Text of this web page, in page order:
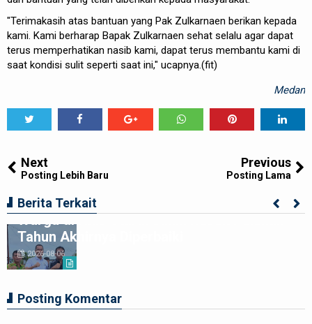
"Terimakasih atas bantuan yang Pak Zulkarnaen berikan kepada
kami. Kami berharap Bapak Zulkarnaen sehat selalu agar dapat
terus memperhatikan nasib kami, dapat terus membantu kami di
saat kondisi sulit seperti saat ini," ucapnya.(fit)
Medan
Next
Posting Lebih Baru
Previous
Posting Lama
Berita Terkait
Kolaborasi Apik Gubsu-DPRD Sumut-
Warga di Nias Utara: Jalan Rusak Puluhan
Tahun Akhirnya Diperbaiki
2026-08-06
Posting Komentar